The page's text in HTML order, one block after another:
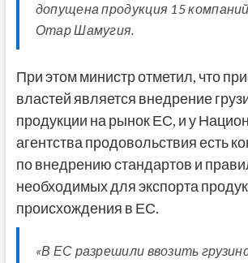
допущена продукция 15
Отар Шамугия.
При этом министр отметил, что
властей является внедрение
продукции на рынок ЕС, и у
агентства продовольствия есть
по внедрению стандартов и
необходимых для экспорта
происхождения в ЕС.
«В ЕС разрешили ввозить